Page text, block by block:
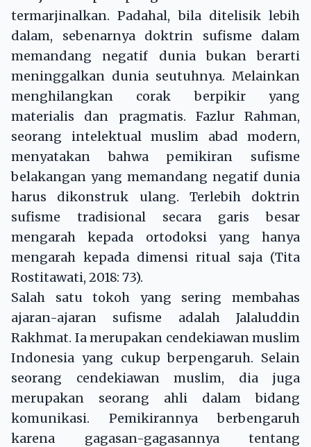
termarjinalkan. Padahal, bila ditelisik lebih
dalam, sebenarnya doktrin sufisme dalam
memandang negatif dunia bukan berarti
meninggalkan dunia seutuhnya. Melainkan
menghilangkan corak berpikir yang
materialis dan pragmatis. Fazlur Rahman,
seorang intelektual muslim abad modern,
menyatakan bahwa pemikiran sufisme
belakangan yang memandang negatif dunia
harus dikonstruk ulang. Terlebih doktrin
sufisme tradisional secara garis besar
mengarah kepada ortodoksi yang hanya
mengarah kepada dimensi ritual saja (Tita
Rostitawati, 2018: 73).
Salah satu tokoh yang sering membahas
ajaran-ajaran sufisme adalah Jalaluddin
Rakhmat. Ia merupakan cendekiawan muslim
Indonesia yang cukup berpengaruh. Selain
seorang cendekiawan muslim, dia juga
merupakan seorang ahli dalam bidang
komunikasi. Pemikirannya berbengaruh
karena gagasan-gagasannya tentang